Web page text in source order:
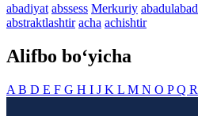
abadiyat abssess Merkuriy abadulabad
abstraktlashtir acha achishtir
Alifbo bo‘yicha
A B D E F G H I J K L M N O PQ R